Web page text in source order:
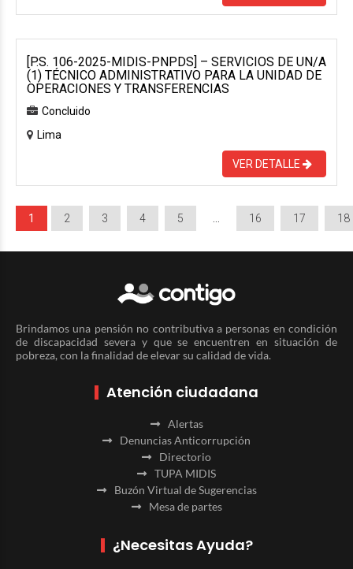
[P.S. 106-2025-MIDIS-PNPDS] – SERVICIOS DE UN/A
(1) TÉCNICO ADMINISTRATIVO PARA LA UNIDAD DE
OPERACIONES Y TRANSFERENCIAS
Concluido
Lima
VER DETALLE
1 2 3 4 5 16 17 18
Brindamos una pensión no contributiva a personas en condición
de discapacidad severa y que se encuentren en situación de
pobreza, con la finalidad de elevar su calidad de vida.
Atención ciudadana
Alertas
Denuncias Anticorrupción
Directorio
TUPA MIDIS
Buzón Virtual de Sugerencias
Mesa de partes
¿Necesitas Ayuda?